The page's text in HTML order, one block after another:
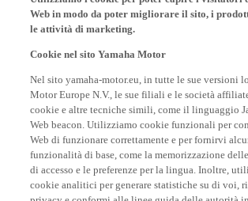
Web in modo da poter migliorare il sito, i
le attività di marketing.
Motor Europe N.V., le sue filiali e le società
cookie e altre tecniche simili, come il linguaggio
Web beacon. Utilizziamo cookie funzionali per
Web di funzionare correttamente e per fornirvi
funzionalità di base, come la memorizzazione
di accesso e le preferenze per la lingua. Inoltre,
cookie analitici per generare statistiche su di voi,
privacy e conformi alle linee guida delle autorità in